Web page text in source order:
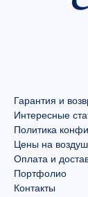
Гарантия и
Интересные
Политика
Цены на
Оплата и
Портфолио
Контакты